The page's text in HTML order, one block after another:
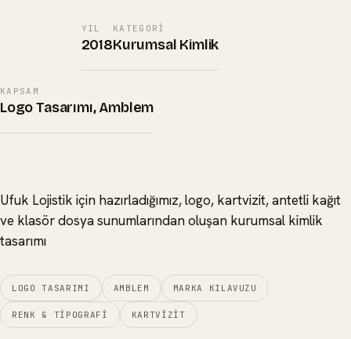
YIL
2018
KATEGORI
Kurumsal Kimlik
KAPSAM
Logo Tasarımı, Amblem
Ufuk Lojistik için hazırladığımız, logo, kartvizit, antetli kağıt
ve klasör dosya sunumlarından oluşan kurumsal kimlik
tasarımı
LOGO TASARIMI AMBLEM MARKA KILAVUZU
RENK & TIPOGRAFI KARTVIZIT